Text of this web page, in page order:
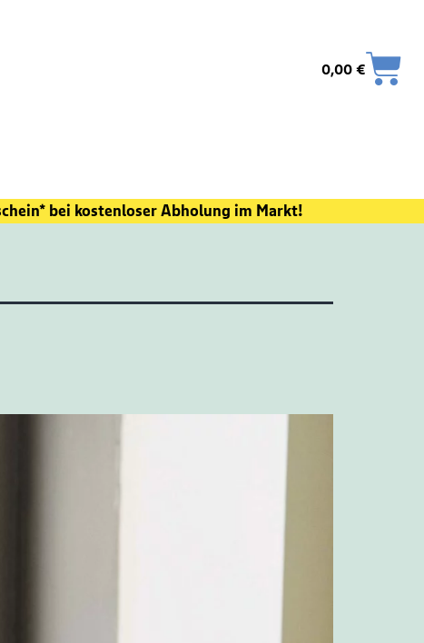
0,00 €
bei kostenloser Abholung im Markt!